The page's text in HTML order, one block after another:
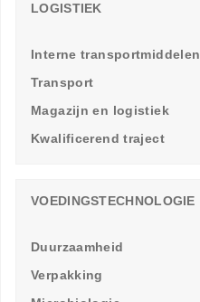
LOGISTIEK
Interne transportmiddelen
Transport
Magazijn en logistiek
Kwalificerend traject
VOEDINGSTECHNOLOGIE
Duurzaamheid
Verpakking